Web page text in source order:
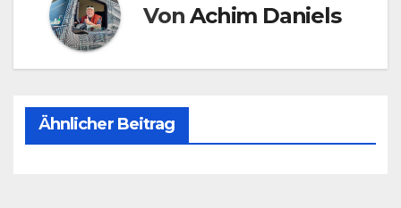
VonAchim Daniels
Ähnlicher Beitrag